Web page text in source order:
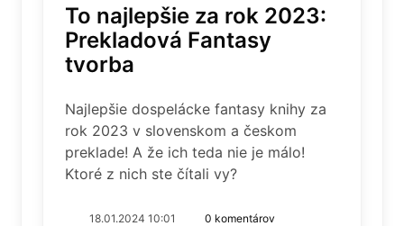
To najlepšie za rok 2023:
Prekladová Fantasy
tvorba
Najlepšie dospelácke fantasy knihy za
rok 2023 v slovenskom a českom
preklade! A že ich teda nie je málo!
Ktoré z nich ste čítali vy?
18.01.2024 10:01 0 komentárov